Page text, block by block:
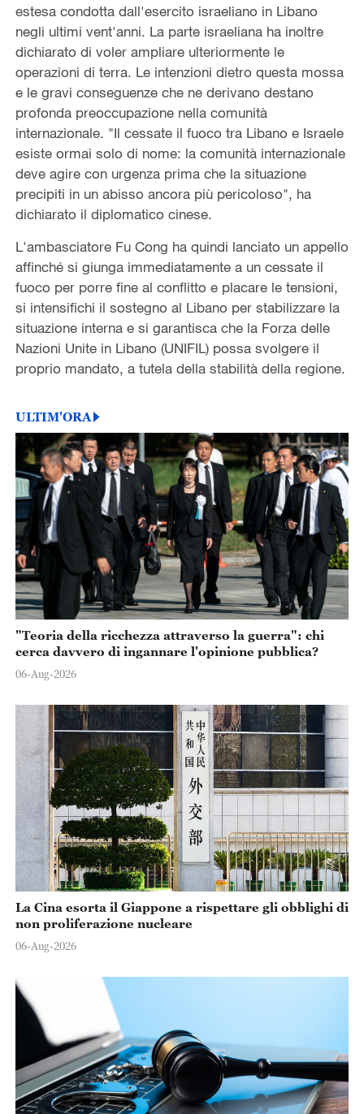
estesa condotta dall'esercito israeliano in Libano
negli ultimi vent'anni. La parte israeliana ha inoltre
dichiarato di voler ampliare ulteriormente le
operazioni di terra. Le intenzioni dietro questa mossa
e le gravi conseguenze che ne derivano destano
profonda preoccupazione nella comunità
internazionale. "Il cessate il fuoco tra Libano e Israele
esiste ormai solo di nome: la comunità internazionale
deve agire con urgenza prima che la situazione
precipiti in un abisso ancora più pericoloso", ha
dichiarato il diplomatico cinese.
L'ambasciatore Fu Cong ha quindi lanciato un appello
affinché si giunga immediatamente a un cessate il
fuoco per porre fine al conflitto e placare le tensioni,
si intensifichi il sostegno al Libano per stabilizzare la
situazione interna e si garantisca che la Forza delle
Nazioni Unite in Libano (UNIFIL) possa svolgere il
proprio mandato, a tutela della stabilità della regione.
ULTIM'ORA
"Teoria della ricchezza attraverso la guerra": chi
cerca davvero di ingannare l'opinione pubblica?
06-Aug-2026
La Cina esorta il Giappone a rispettare gli obblighi di
non proliferazione nucleare
06-Aug-2026